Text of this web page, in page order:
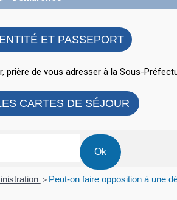
ET PASSEPORT
de vous adresser à la Sous-
CARTES DE SÉJOUR
> Peut-on faire opposition à une